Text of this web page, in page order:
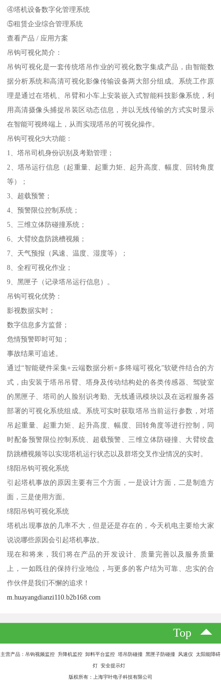
④塔机设备数字化管理系统
⑤租赁企业综合管理系统
查看产品 / 应用方案
吊钩可视化简介：
吊钩可视化是一套传统塔吊作业的可视化数字集成产品，由智能数
据分析系统和高清可视化影像传输设备两大部分组成。系统工作原
理是通过在塔机、吊臂和小车上安装嵌入式智能科技影像系统，利
用高清摄像头捕捉吊装区动态信息，并以无线传输的方式实时显示
在智能可视终端上，从而实现塔吊的可视化操作。
吊钩可视化9大功能：
1、塔吊司机身份识别及考勤管理；
2、塔吊运行信息（起重量、起重力矩、起升高度、幅度、回转角度
等）；
3、超载预警；
4、预警限位控制系统；
5、三维立体防碰撞系统；
6、大臂绞盘防跳槽视频；
7、天气预报（风速、温度、湿度等）；
8、全程可视化作业；
9、黑匣子（记录塔吊运行信息）。
吊钩可视化优势：
影视数据实时；
数字信息多方监督；
危情预警即时可知；
事故结果可追述。
通过“智能硬件采集+云端数据分析+多终端可视化”软硬件结合的方
式，由安装于塔吊吊臂、塔身及传动结构处的各类传感器、驾驶室
的黑匣子、塔司的人脸别识考勤、无线通讯模块以及在远程服务器
部署的可视化系统组成。系统可实时获取塔吊当前运行参数，对塔
吊起重量、起重力矩、起升高度、幅度、回转角度等进行控制，同
时配备预警限位控制系统、超载预警、三维立体防碰撞、大臂绞盘
防跳槽视频等以实现塔机运行状态以及群塔交叉作业情况的实时。
绵阳吊钩可视化系统
引起塔机事故的原因主要有三个方面，一是设计方面，二是制造方
面，三是使用方面。
绵阳吊钩可视化系统
塔机出现事故的几率不大，但是还是存在的，今天机电主要给大家
说说哪些原因会引起塔机事故。
现在和将来，我们将在产品的开发设计、质量完善以及服务质量
上，一如既往的保持行业地位，与更多的客户结为可靠、忠实的合
作伙伴是我们不懈的追求！
m.huayangdianzi110.b2b168.com
Top
主营产品：吊钩视频监控 升降机监控 卸料平台监控 塔吊防碰撞 黑匣子防碰撞 风速仪 太阳能障碍
灯 安全提示灯
版权所有：上海宇叶电子科技有限公司